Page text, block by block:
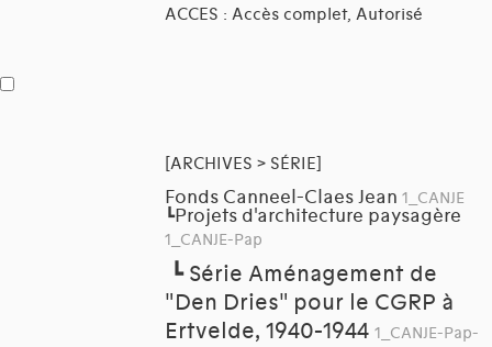
ACCES : Accès complet, Autorisé
[ARCHIVES > SÉRIE]
Fonds Canneel-Claes Jean 1_CANJE
┗Projets d'architecture paysagère
1_CANJE-Pap
┗ Série Aménagement de
"Den Dries" pour le CGRP à
Ertvelde, 1940-1944 1_CANJE-Pap-